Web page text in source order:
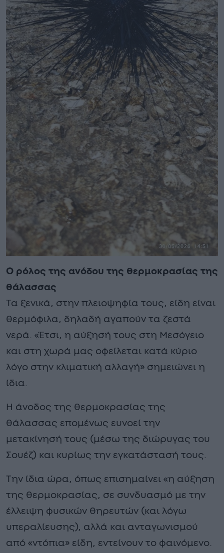
Ο ρόλος της ανόδου της θερμοκρασίας της
θάλασσας
Τα ξενικά, στην πλειοψηφία τους, είδη είναι
θερμόφιλα, δηλαδή αγαπούν τα ζεστά
νερά. «Έτσι, η αύξησή τους στη Μεσόγειο
και στη χωρά μας οφείλεται κατά κύριο
λόγο στην κλιματική αλλαγή» σημειώνει η
ίδια.
Η άνοδος της θερμοκρασίας της
θάλασσας επομένως ευνοεί την
μετακίνησή τους (μέσω της διώρυγας του
Σουέζ) και κυρίως την εγκατάστασή τους.
Την ίδια ώρα, όπως επισημαίνει «η αύξηση
της θερμοκρασίας, σε συνδυασμό με την
έλλειψη φυσικών θηρευτών (και λόγω
υπεραλίευσης), αλλά και ανταγωνισμού
από «ντόπια» είδη, εντείνουν το φαινόμενο.